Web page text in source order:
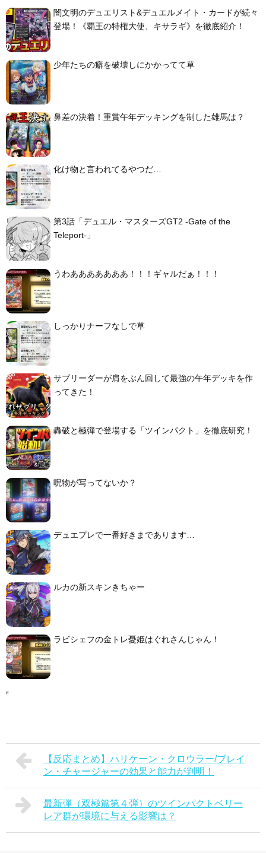
闇文明のデュエリスト&デュエルメイト・カードが続々
登場！《覇王の特権大使、キサラギ》を徹底紹介！
少年たちの癖を破壊しにかかってて草
鼻差の決着！重賞午年デッキングを制した雄馬は？
化け物と言われてるやつだ…
第3話「デュエル・マスターズGT2 -Gate of the
Teleport-」
うわあああああああ！！！ギャルだぁ！！！
しっかりナーフなしで草
サブリーダーが肩をぶん回して最強の午年デッキを作
ってきた！
轟破と極弾で登場する「ツインパクト」を徹底研究！
呪物が写ってないか？
デュエプレで一番好きまであります…
ルカの新スキンきちゃー
ラビシェフの金トレ憂姫はぐれさんじゃん！
【反応まとめ】ハリケーン・クロウラー/ブレイ
ン・チャージャーの効果と能力が判明！
最新弾（双極篇第４弾）のツインパクトベリー
レア群が環境に与える影響は？